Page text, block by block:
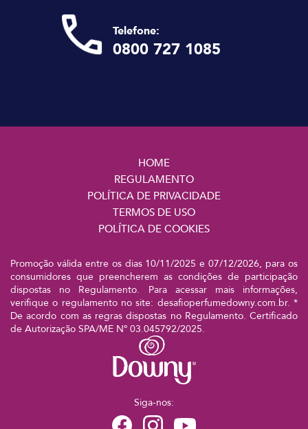
Telefone:
0800 727 1085
HOME
REGULAMENTO
POLÍTICA DE PRIVACIDADE
TERMOS DE USO
POLÍTICA DE COOKIES
Promoção válida entre os dias 10/11/2025 e 07/12/2026, para os
consumidores que preencherem as condições de participação
dispostas no Regulamento. Para acessar mais informações,
verifique o regulamento no site: desafioperfumedowny.com.br. *
De acordo com as regras dispostas no Regulamento. Certificado
de Autorização SPA/ME Nº 03.045792/2025.
Siga-nos: